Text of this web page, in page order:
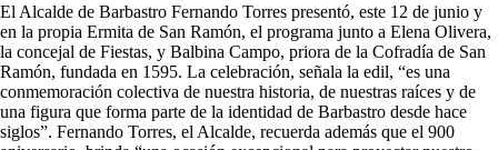
El Alcalde de Barbastro Fernando Torres presentó, este 12 de junio y
en la propia Ermita de San Ramón, el programa junto a Elena Olivera,
la concejal de Fiestas, y Balbina Campo, priora de la Cofradía de San
Ramón, fundada en 1595. La celebración, señala la edil, “es una
conmemoración colectiva de nuestra historia, de nuestras raíces y de
una figura que forma parte de la identidad de Barbastro desde hace
siglos”. Fernando Torres, el Alcalde, recuerda además que el 900